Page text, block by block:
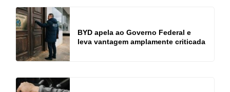
BYD apela ao Governo Federal e
leva vantagem amplamente criticada